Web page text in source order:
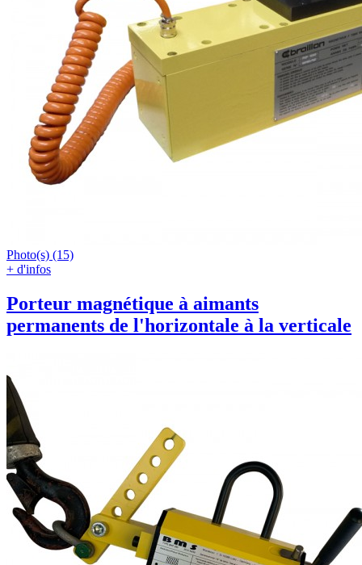
Photo(s) (15)
+ d'infos
Porteur magnétique à aimants
permanents de l'horizontale à la verticale